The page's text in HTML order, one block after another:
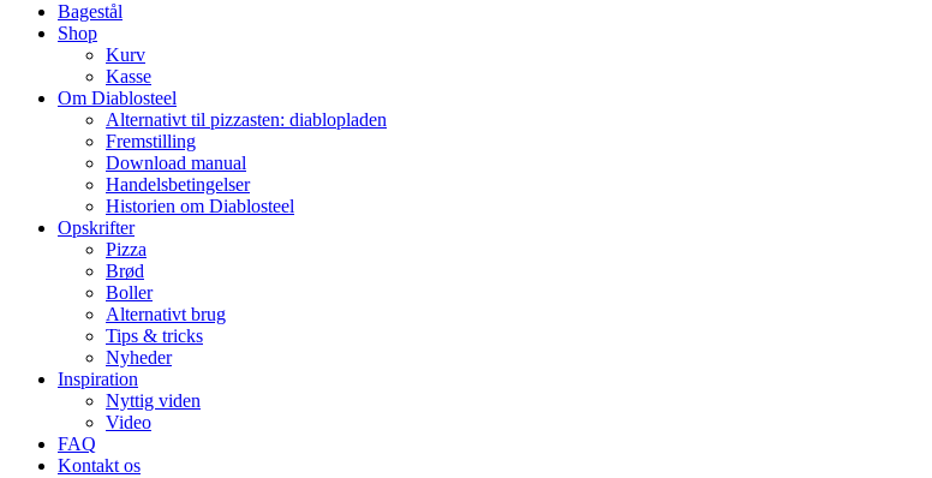
Bagestål
Shop
Kurv
Kasse
Om Diablosteel
Alternativt til pizzasten: diablopladen
Fremstilling
Download manual
Handelsbetingelser
Historien om Diablosteel
Opskrifter
Pizza
Brød
Boller
Alternativt brug
Tips & tricks
Nyheder
Inspiration
Nyttig viden
Video
FAQ
Kontakt os